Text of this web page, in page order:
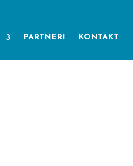
PARTNERI KONTAKT